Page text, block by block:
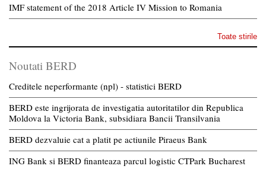
IMF statement of the 2018 Article IV Mission to Romania
Toate stirile
Noutati BERD
Creditele neperformante (npl) - statistici BERD
BERD este ingrijorata de investigatia autoritatilor din Republica
Moldova la Victoria Bank, subsidiara Bancii Transilvania
BERD dezvaluie cat a platit pe actiunile Piraeus Bank
ING Bank si BERD finanteaza parcul logistic CTPark Bucharest